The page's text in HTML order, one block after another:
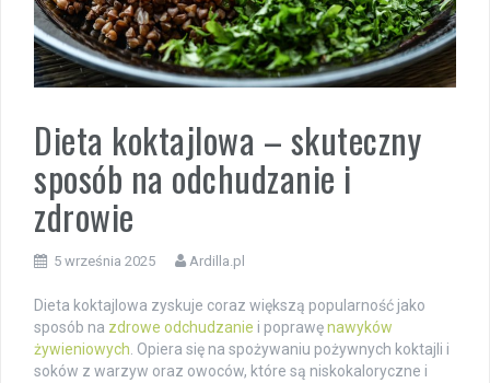
Dieta koktajlowa – skuteczny
sposób na odchudzanie i
zdrowie
5 września 2025 Ardilla.pl
Dieta koktajlowa zyskuje coraz większą popularność jako
sposób na zdrowe odchudzanie i poprawęnawyków
żywieniowych. Opiera się na spożywaniu pożywnych koktajli i
soków z warzyw oraz owoców, które są niskokaloryczne i